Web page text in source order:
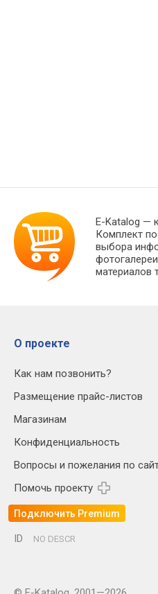
E-Katalog —
Комплект
выбора
материалов
О проекте
Как нам позвонить?
Размещение прайс-листов
Магазинам
Конфиденциальность
Вопросы и пожелания по
Помочь проекту
Подключить Premium
ID NO DESCR